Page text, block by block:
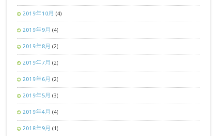
2019年10月 (4)
2019年9月 (4)
2019年8月 (2)
2019年7月 (2)
2019年6月 (2)
2019年5月 (3)
2019年4月 (4)
2018年9月 (1)